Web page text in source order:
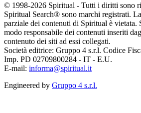
© 1998-2026 Spiritual - Tutti i diritti sono
Spiritual Search® sono marchi registrati.
parziale dei contenuti di Spiritual è vietata.
modo responsabile dei contenuti inseriti
contenuto dei siti ad essi collegati.
Società editrice: Gruppo 4 s.r.l. Codice
Imp. PD 02709800284 - IT - E.U.
E-mail: informa@spiritual.it
Engineered by Gruppo 4 s.r.l.